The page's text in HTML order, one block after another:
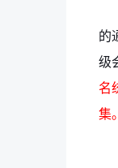
的
级
名
集。